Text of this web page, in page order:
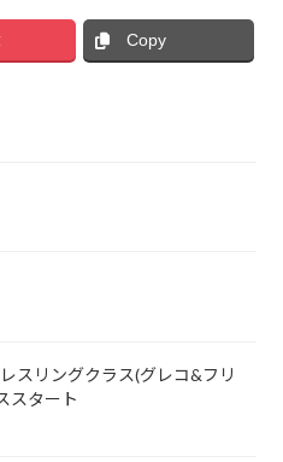
Copy
スリングクラス(グレコ&フリ
スタート